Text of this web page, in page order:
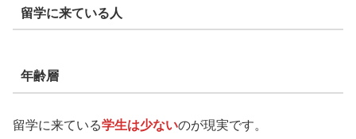
留学に来ている人
年齢層
留学に来ている学生は少ないのが現実です。